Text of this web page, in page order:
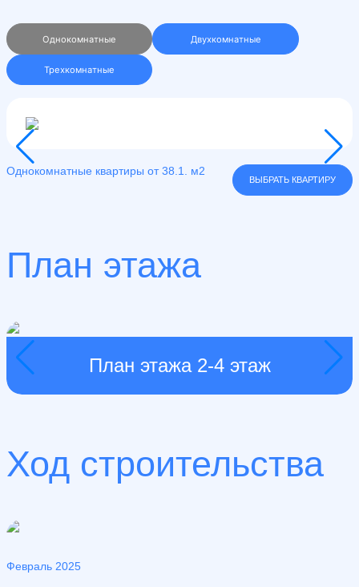
Однокомнатные Двухкомнатные
Трехкомнатные
Однокомнатные квартиры от 38.1. м2
ВЫБРАТЬ КВАРТИРУ
План этажа
План этажа 2-4 этаж
Ход строительства
Февраль 2025